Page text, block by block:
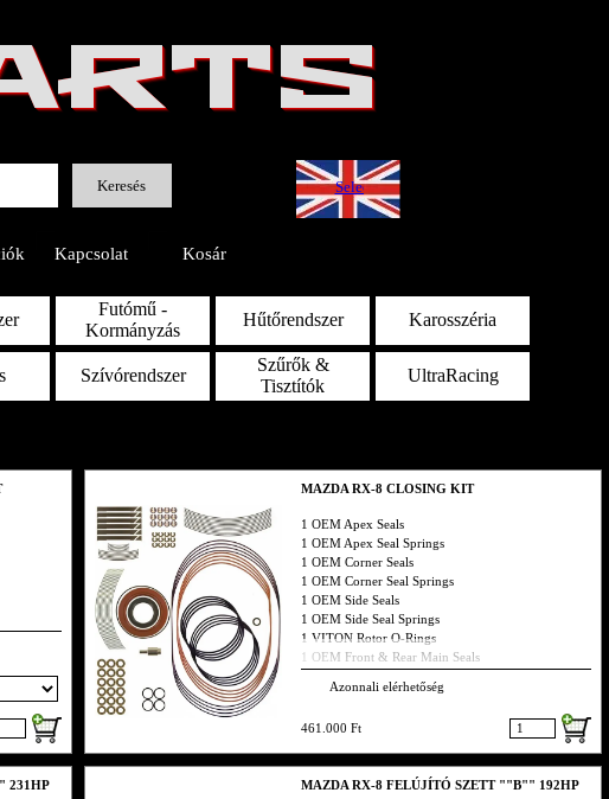
Keresés
Kapcsolat Kosár
Select Language
Futómű -
Kormányzás
Hűtőrendszer Karosszéria
Szívórendszer
Szűrők &
Tisztítók
UltraRacing
MAZDA RX-8 CLOSING KIT
1 OEM Apex Seals
1 OEM Apex Seal Springs
1 OEM Corner Seals
1 OEM Corner Seal Springs
1 OEM Side Seals
1 OEM Side Seal Springs
1 VITON Rotor O-Rings
1 OEM Front & Rear Main Seals
1 VITON Water Jacket Seals
1 VITON Stationary Rear Gear O-Ring
1 VITON Front Hub Bolt O-Ring
1 OEM Oil Pickup Tube O-Ring
1 OEM Tension Bolt Seal Kit
Azonnali elérhetőség
461.000 Ft
231HP MAZDA RX-8 FELÚJÍTÓ SZETT ""B"" 192HP